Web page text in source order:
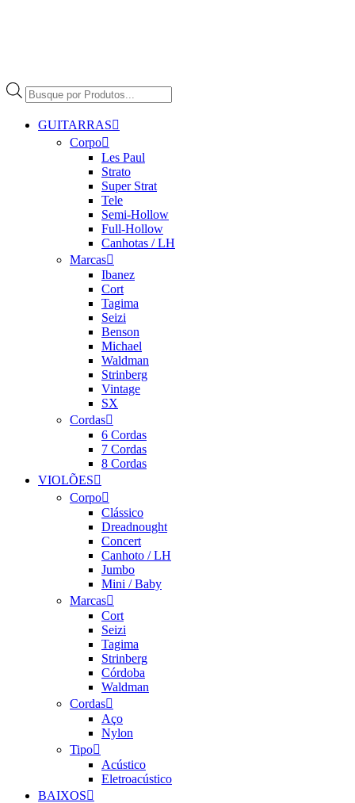
Pesquisar
produtos
GUITARRAS
Corpo
Les Paul
Strato
Super Strat
Tele
Semi-Hollow
Full-Hollow
Canhotas / LH
Marcas
Ibanez
Cort
Tagima
Seizi
Benson
Michael
Waldman
Strinberg
Vintage
SX
Cordas
6 Cordas
7 Cordas
8 Cordas
VIOLÕES
Corpo
Clássico
Dreadnought
Concert
Canhoto / LH
Jumbo
Mini / Baby
Marcas
Cort
Seizi
Tagima
Strinberg
Córdoba
Waldman
Cordas
Aço
Nylon
Tipo
Acústico
Eletroacústico
BAIXOS